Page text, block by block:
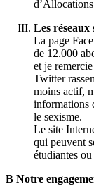
Les réseaux
La page
de 12.000
et je
Twitter
moins actif,
informations
le sexisme.
Le site
qui peuvent
étudiantes
B Notre